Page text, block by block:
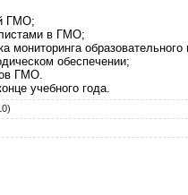
ГМО;
в ГМО;
мониторинга образовательного
обеспечении;
ГМО.
учебного года.